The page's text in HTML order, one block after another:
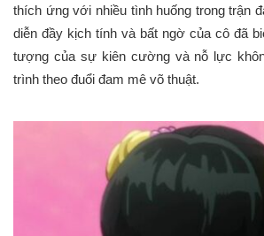
thích ứng với nhiều tình huống trong trận
diễn đầy kịch tính và bất ngờ của cô đã
tượng của sự kiên cường và nỗ lực
trình theo đuổi đam mê võ thuật.